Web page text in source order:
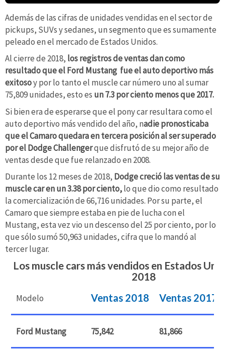
Además de las cifras de unidades vendidas en el sector de
pickups, SUVs y sedanes, un segmento que es sumamente
peleado en el mercado de Estados Unidos.
Al cierre de 2018, los registros de ventas dan como
resultado que el Ford Mustang fue el auto deportivo más
exitosoy por lo tanto el muscle car número uno al sumar
75,809 unidades, esto es un 7.3 por ciento menos que 2017.
Si bien era de esperarse que el pony car resultara como el
auto deportivo más vendido del año, nadie pronosticaba
que el Camaro quedara en tercera posición al ser superado
por el Dodge Challengerque disfrutó de su mejor año de
ventas desde que fue relanzado en 2008.
Durante los 12 meses de 2018, Dodge creció las ventas de su
muscle car en un 3.38 por ciento,lo que dio como resultado
la comercialización de 66,716 unidades. Por su parte, el
Camaro que siempre estaba en pie de lucha con el
Mustang, esta vez vio un descenso del 25 por ciento, por lo
que sólo sumó 50,963 unidades, cifra que lo mandó al
tercer lugar.
Los muscle cars más vendidos en Estados
2018
Modelo Ventas 2018 Ventas 2017
Ford Mustang 75,842 81,866